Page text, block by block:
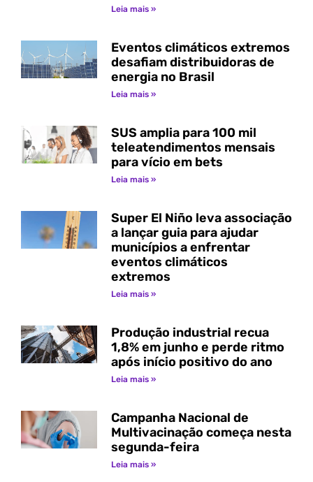
Leia mais »
Eventos climáticos extremos
desafiam distribuidoras de
energia no Brasil
Leia mais »
SUS amplia para 100 mil
teleatendimentos mensais
para vício em bets
Leia mais »
Super El Niño leva associação
a lançar guia para ajudar
municípios a enfrentar
eventos climáticos
extremos
Leia mais »
Produção industrial recua
1,8% em junho e perde ritmo
após início positivo do ano
Leia mais »
Campanha Nacional de
Multivacinação começa nesta
segunda-feira
Leia mais »